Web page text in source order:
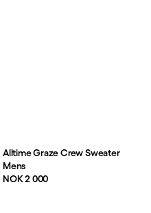
Alltime Graze Crew Sweater
Mens
Pris:
NOK 2 000